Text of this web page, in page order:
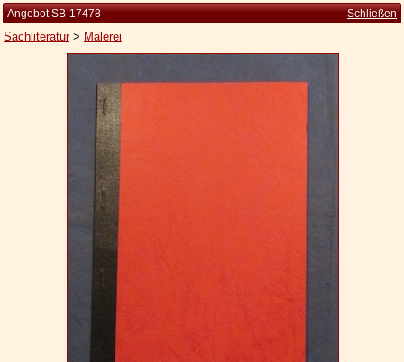
Kleine Kulturgeschichte
Die Brockhaus Auflagen
Die Meyer Auflagen
Zu den Angeboten
Angebot SB-17478 Schließen
Sachliteratur> Malerei